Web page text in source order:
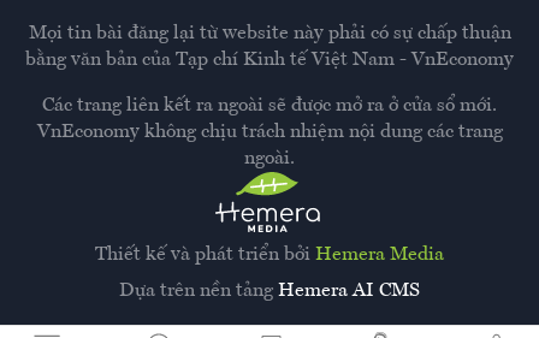
Thiết kế và phát triển bởi Hemera Media
Dựa trên nền tảng Hemera AI CMS
Mọi tin bài đăng lại từ website này phải có sự chấp thuận
bằng văn bản của Tạp chí Kinh tế Việt Nam - VnEconomy
Các trang liên kết ra ngoài sẽ được mở ra ở cửa sổ mới.
VnEconomy không chịu trách nhiệm nội dung các trang
ngoài.